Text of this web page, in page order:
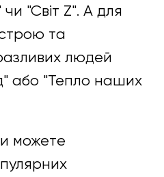
"Світ Z". А для
та
людей
або "Тепло наших
можете